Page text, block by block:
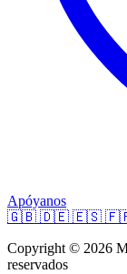
Apóyanos
🇬🇧 🇩🇪 🇪🇸
Copyright © 2026
reservados